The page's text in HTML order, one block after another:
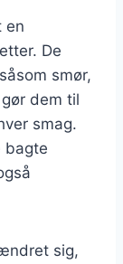
en
De
smør,
dem til
smag.
bagte
sig,